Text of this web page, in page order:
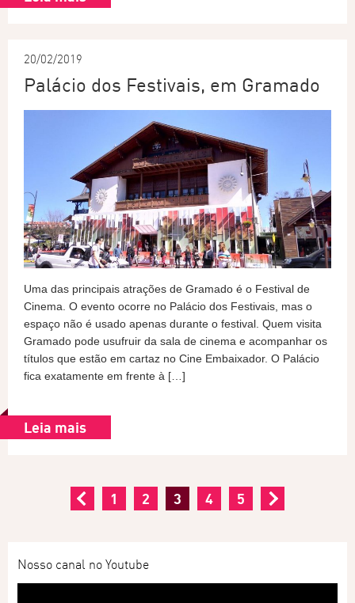
20/02/2019
Palácio dos Festivais, em Gramado
Uma das principais atrações de Gramado é o Festival de
Cinema. O evento ocorre no Palácio dos Festivais, mas o
espaço não é usado apenas durante o festival. Quem visita
Gramado pode usufruir da sala de cinema e acompanhar os
títulos que estão em cartaz no Cine Embaixador. O Palácio
fica exatamente em frente à […]
Leia mais
1 2 3 4 5
Nosso canal no Youtube